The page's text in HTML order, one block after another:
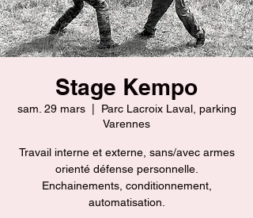
Stage Kempo
sam. 29 mars
  |
Parc Lacroix Laval, parking
Varennes
Travail interne et externe, sans/avec armes
orienté défense personnelle.
Enchainements, conditionnement,
automatisation.